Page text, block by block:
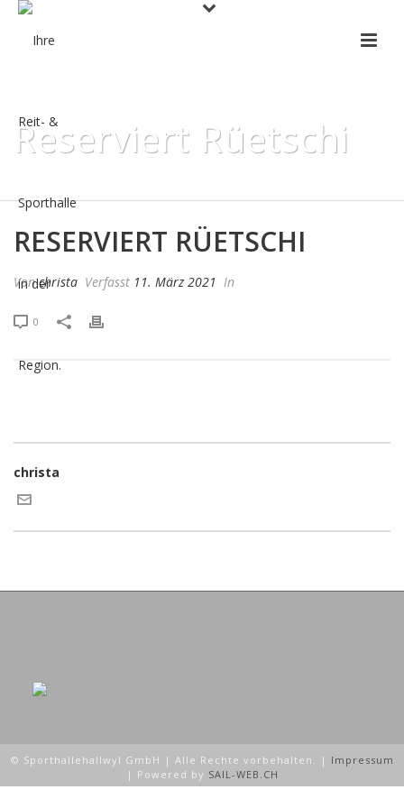
Reserviert Rüetschi
RESERVIERT RÜETSCHI
Vonchrista Verfasst 11. März 2021 In
0
christa
© Sporthallehallwyl GmbH | Alle Rechte vorbehalten. | Impressum
| Powered by SAIL-WEB.CH